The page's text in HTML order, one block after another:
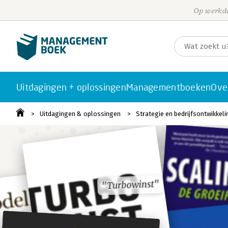
Op
Uitdagingen + oplossingenManagementboeken
Uitdagingen & oplossingen Strategie en
"Turbowinst"
"Turbowinst"